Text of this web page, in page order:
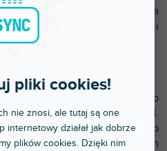
pliki cookies!
nie znosi, ale tutaj są one
internetowy działał jak dobrze
plików cookies. Dzięki nim
trybu Thru, który umożliwia
z podłączonych gramofonów i
2-portowy hub USB-A do
i innych akcesoriów USB.
podłączenia hub
połączenia w ruchliwym